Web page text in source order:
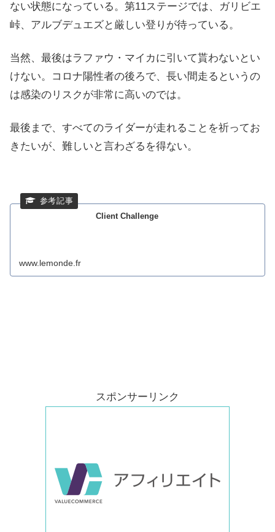
ない状態になっている。第11ステージでは、ガリビエ
峠、アルブデュエズと厳しい登りが待っている。
当然、最後はラファウ・マイカに引いて貰わないとい
けない。コロナ陽性者の後ろで、長い間走るというの
は感染のリスクが非常に高いのでは。
最後まで、すべてのライダーが走れることを祈ってお
きたいが、難しいと言わざるを得ない。
Client Challenge
www.lemonde.fr
スポンサーリンク